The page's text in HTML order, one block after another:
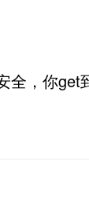
全，你get